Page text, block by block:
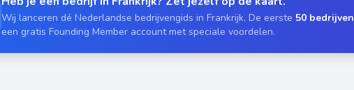
Wij lanceren dé Nederlandse bedrijvengids in Frankrijk. De eerste 50 bedrijven
een gratis Founding Member account met speciale voordelen.